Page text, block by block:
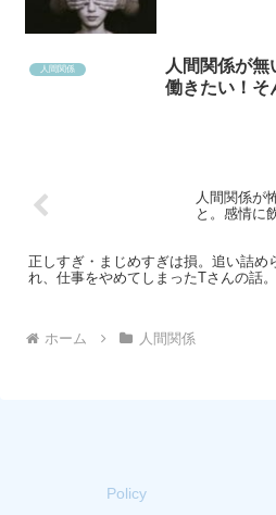
人間関係
人間関係が
働きたい！そ
人間関係が
と。感情に
正しすぎ・まじめすぎは損。追い詰め
れ、仕事をやめてしまったTさんの話。
ホーム 人間関係
Policy